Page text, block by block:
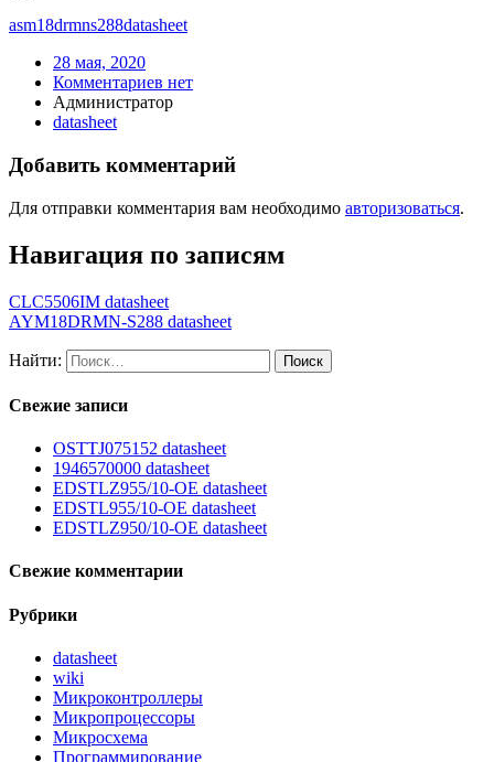
asm18drmns288datasheet
28 мая, 2020
Комментариев нет
Администратор
datasheet
Добавить комментарий
Для отправки комментария вам необходимо авторизоваться.
Навигация по записям
CLC5506IM datasheet
AYM18DRMN-S288 datasheet
Найти:
Свежие записи
OSTTJ075152 datasheet
1946570000 datasheet
EDSTLZ955/10-OE datasheet
EDSTL955/10-OE datasheet
EDSTLZ950/10-OE datasheet
Свежие комментарии
Рубрики
datasheet
wiki
Микроконтроллеры
Микропроцессоры
Микросхема
Программирование